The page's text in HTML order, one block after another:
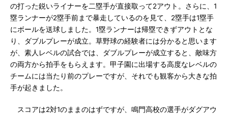
の打った鋭いライナーを二塁手が直接取って2アウト。さらに、1
塁ランナーが2塁手前まで暴走しているのを見て、2塁手は1塁手
にボールを送球しました。1塁ランナーは帰塁できずアウトとな
り、ダブルプレーが成立。草野球の経験者には分かると思います
が、素人レベルの試合では、ダブルプレーが成立すると、敵味方
の両方から拍手をもらえます。甲子園に出場する高度なレベルの
チームには当たり前のプレーですが、それでも観客から大きな拍
手が起きました。
スコアは2対1のままのはずですが、鳴門高校の選手がダグアウ